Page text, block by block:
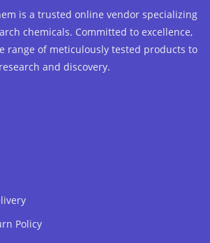
is a trusted online vendor specializing
chemicals. Committed to excellence,
range of meticulously tested products to
and discovery.
Policy